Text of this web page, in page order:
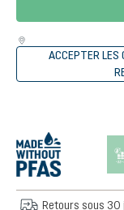
ACCEPTER LES
Retours sous 30